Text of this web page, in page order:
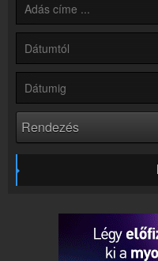
Online rádió készítés
Készítés lépésről lépésre